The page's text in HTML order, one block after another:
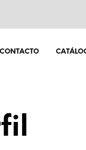
CONTACTO